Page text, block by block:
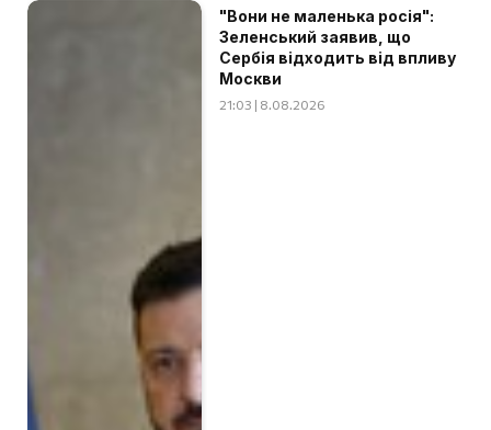
"Вони не маленька росія":
Зеленський заявив, що
Сербія відходить від впливу
Москви
21:03 | 8.08.2026